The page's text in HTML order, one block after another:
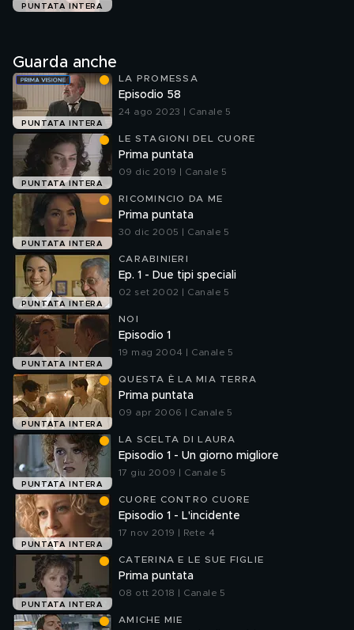
PUNTATA INTERA
Guarda anche
PUNTATA INTERA
LA PROMESSA
Episodio 58
24 ago 2023 | Canale 5
PUNTATA INTERA
LE STAGIONI DEL CUORE
Prima puntata
09 dic 2019 | Canale 5
PUNTATA INTERA
RICOMINCIO DA ME
Prima puntata
30 dic 2005 | Canale 5
PUNTATA INTERA
CARABINIERI
Ep. 1 - Due tipi speciali
02 set 2002 | Canale 5
PUNTATA INTERA
NOI
Episodio 1
19 mag 2004 | Canale 5
PUNTATA INTERA
QUESTA È LA MIA TERRA
Prima puntata
09 apr 2006 | Canale 5
PUNTATA INTERA
LA SCELTA DI LAURA
Episodio 1 - Un giorno migliore
17 giu 2009 | Canale 5
PUNTATA INTERA
CUORE CONTRO CUORE
Episodio 1 - L'incidente
17 nov 2019 | Rete 4
PUNTATA INTERA
CATERINA E LE SUE FIGLIE
Prima puntata
08 ott 2018 | Canale 5
AMICHE MIE